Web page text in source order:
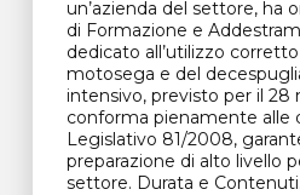
un’azienda del settore, ha
di Formazione e
dedicato all’utilizzo
motosega e del
intensivo, previsto per il 28
conforma pienamente alle
Legislativo 81/2008,
preparazione di alto livello
settore. Durata e